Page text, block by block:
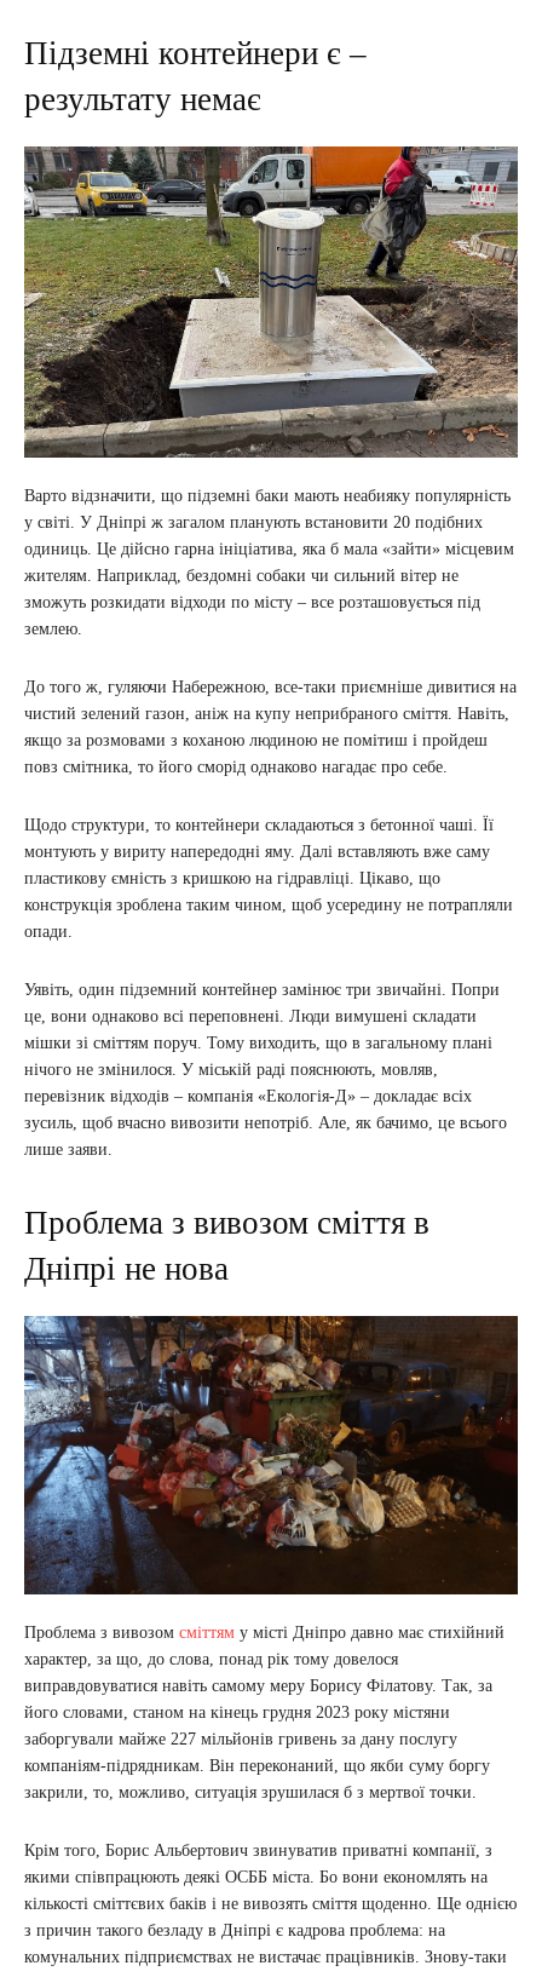
Підземні контейнери є –
результату немає
Варто відзначити, що підземні баки мають неабияку популярність
у світі. У Дніпрі ж загалом планують встановити 20 подібних
одиниць. Це дійсно гарна ініціатива, яка б мала «зайти» місцевим
жителям. Наприклад, бездомні собаки чи сильний вітер не
зможуть розкидати відходи по місту – все розташовується під
землею.
До того ж, гуляючи Набережною, все-таки приємніше дивитися на
чистий зелений газон, аніж на купу неприбраного сміття. Навіть,
якщо за розмовами з коханою людиною не помітиш і пройдеш
повз смітника, то його сморід однаково нагадає про себе.
Щодо структури, то контейнери складаються з бетонної чаші. Її
монтують у вириту напередодні яму. Далі вставляють вже саму
пластикову ємність з кришкою на гідравліці. Цікаво, що
конструкція зроблена таким чином, щоб усередину не потрапляли
опади.
Уявіть, один підземний контейнер замінює три звичайні. Попри
це, вони однаково всі переповнені. Люди вимушені складати
мішки зі сміттям поруч. Тому виходить, що в загальному плані
нічого не змінилося. У міській раді пояснюють, мовляв,
перевізник відходів – компанія «Екологія-Д» – докладає всіх
зусиль, щоб вчасно вивозити непотріб. Але, як бачимо, це всього
лише заяви.
Проблема з вивозом сміття в
Дніпрі не нова
Проблема з вивозом сміттям у місті Дніпро давно має стихійний
характер, за що, до слова, понад рік тому довелося
виправдовуватися навіть самому меру Борису Філатову. Так, за
його словами, станом на кінець грудня 2023 року містяни
заборгували майже 227 мільйонів гривень за дану послугу
компаніям-підрядникам. Він переконаний, що якби суму боргу
закрили, то, можливо, ситуація зрушилася б з мертвої точки.
Крім того, Борис Альбертович звинуватив приватні компанії, з
якими співпрацюють деякі ОСББ міста. Бо вони економлять на
кількості сміттєвих баків і не вивозять сміття щоденно. Ще однією
з причин такого безладу в Дніпрі є кадрова проблема: на
комунальних підприємствах не вистачає працівників. Знову-таки